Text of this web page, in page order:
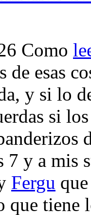
Como
de esas
y si lo
si
7 y a mis
Fergu
que tiene